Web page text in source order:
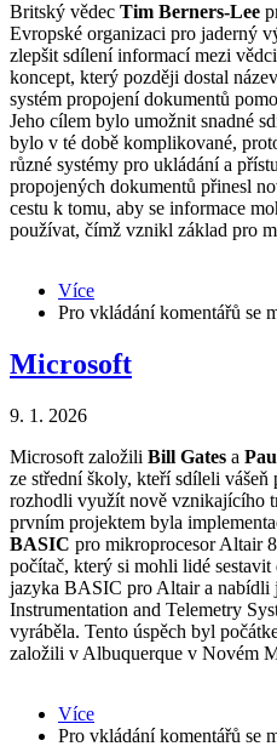
Britský vědec Tim Berners-Lee
Evropské organizaci pro jaderný
zlepšit sdílení informací mezi
koncept, který později dostal název
systém propojení dokumentů
Jeho cílem bylo umožnit snadné
bylo v té době komplikované,
různé systémy pro ukládání a
propojených dokumentů přinesl
cestu k tomu, aby se informace
používat, čímž vznikl základ pro
Více
Tim
Lee
Pro vkládání komentářů se
Microsoft
9. 1. 2026
Microsoft založili Bill Gates a
ze střední školy, kteří sdíleli vášeň
rozhodli využít nově vznikajícího
prvním projektem byla
BASIC pro mikroprocesor Altair
počítač, který si mohli lidé
jazyka BASIC pro Altair a nabídli
Instrumentation and Telemetry
vyráběla. Tento úspěch byl
založili v Albuquerque v Novém
Více
Microsoft
Pro vkládání komentářů se